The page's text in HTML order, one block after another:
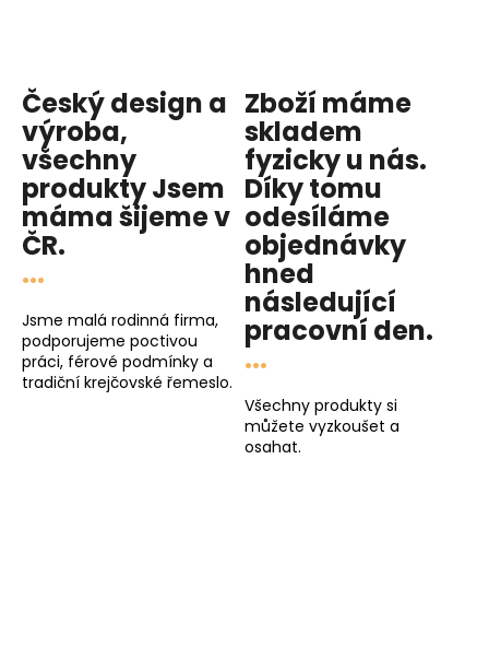
Český design a
výroba,
všechny
produktyJsem
mámašijeme v
ČR.
...
Jsme malá rodinná firma,
podporujeme poctivou
práci, férové podmínky a
tradiční krejčovské řemeslo.
Zboží máme
skladem
fyzicky u nás.
Díky tomu
odesíláme
objednávky
hned
následující
pracovní den.
...
Všechny produkty si
můžete vyzkoušet a
osahat.